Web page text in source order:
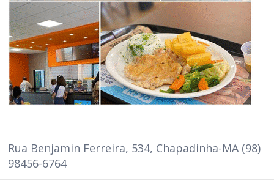
Rua Benjamin Ferreira, 534, Chapadinha-MA (98)
98456-6764